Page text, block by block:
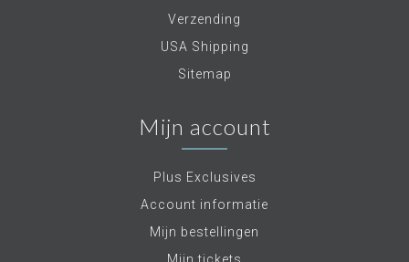
Verzending
USA Shipping
Sitemap
Mijn account
Plus Exclusives
Account informatie
Mijn bestellingen
Mijn tickets